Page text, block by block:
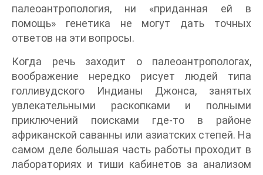
палеоантропология, ни «приданная ей в
помощь» генетика не могут дать точных
ответов на эти вопросы.
Когда речь заходит о палеоантропологах,
воображение нередко рисует людей типа
голливудского Индианы Джонса, занятых
увлекательными раскопками и полными
приключений поисками где-то в районе
африканской саванны или азиатских степей. На
самом деле большая часть работы проходит в
лабораториях и тиши кабинетов за анализом